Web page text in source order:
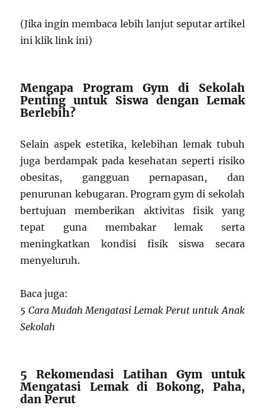
(Jika ingin membaca lebih lanjut seputar artikel
ini klik link ini)
Mengapa Program Gym di Sekolah
Penting untuk Siswa dengan Lemak
Berlebih?
Selain aspek estetika, kelebihan lemak tubuh
juga berdampak pada kesehatan seperti risiko
obesitas, gangguan pernapasan, dan
penurunan kebugaran. Program gym di sekolah
bertujuan memberikan aktivitas fisik yang
tepat guna membakar lemak serta
meningkatkan kondisi fisik siswa secara
menyeluruh.
Baca juga:
5 Cara Mudah Mengatasi Lemak Perut untuk Anak
Sekolah
5 Rekomendasi Latihan Gym untuk
Mengatasi Lemak di Bokong, Paha,
dan Perut